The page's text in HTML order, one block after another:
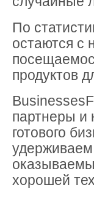
По
остаются с
продуктов
партнеры и
готового
удерживаем
хорошей